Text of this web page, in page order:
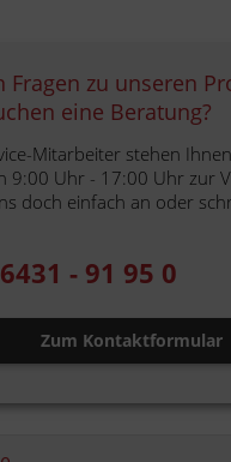
Fragen zu unseren
eine Beratung?
Mitarbeiter stehen
9:00 Uhr - 17:00 Uhr zur
doch einfach an oder
- 91 95 0
Zum Kontaktformular